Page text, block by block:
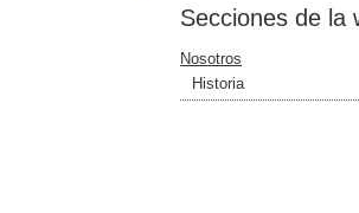
Secciones de la
Nosotros
Historia